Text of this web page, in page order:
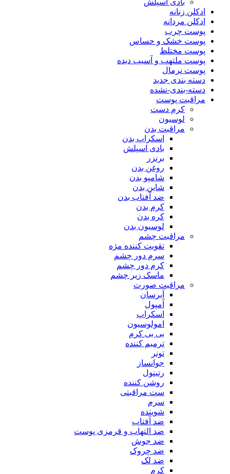
بادی اسپلش
ادکلن زنانه
ادکلن مردانه
پوست چرب
پوست خشک و حساس
پوست مختلط
پوست ملتهب و آسیب دیده
پوست نرمال
دسته بندی جدید
دسته-بندی-نشده
مراقبت پوست
کرم دست
لوسیون
مراقبت بدن
اسکراپ بدن
بادی اسپلش
برنزر
روغن بدن
شامپو بدن
شاین بدن
ضد آفتاب بدن
کرم بدن
کره بدن
لوسیون بدن
مراقبت چشم
تقویت کننده مژه
سرم دور چشم
کرم دور چشم
ماسک زیر چشم
مراقبت صورت
آبرسان
آمپول
اسکراپ
امولوسیون
بی بی کرم
ترمیم کننده
تونر
جوانساز
رتینول
روشن کننده
ست مراقبتی
سرم
شوینده
ضد آفتاب
ضد التهاب و قرمزی پوست
‌ضد جوش
ضد چروک
ضد لک
کرم